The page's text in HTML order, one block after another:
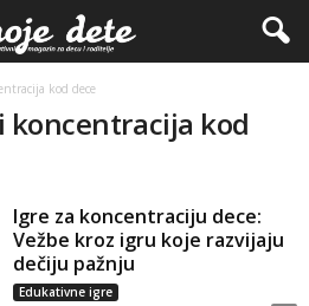
kod dece
koncentracija kod
Igre za koncentraciju dece:
Vežbe kroz igru koje razvijaju
dečiju pažnju
Edukativne igre